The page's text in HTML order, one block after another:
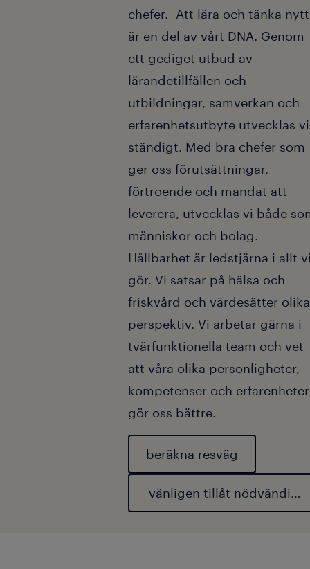
chefer. Att lära och tänka nytt
är en del av vårt DNA. Genom
ett gediget utbud av
lärandetillfällen och
utbildningar, samverkan och
erfarenhetsutbyte utvecklas vi
ständigt. Med bra chefer som
ger oss förutsättningar,
förtroende och mandat att
leverera, utvecklas vi både
människor och bolag.
Hållbarhet är ledstjärna i allt
gör. Vi satsar på hälsa och
friskvård och värdesätter olika
perspektiv. Vi arbetar gärna i
tvärfunktionella team och vet
att våra olika personligheter,
kompetenser och erfarenheter
gör oss bättre.
beräkna resväg
vänligen tillåt nödvändiga